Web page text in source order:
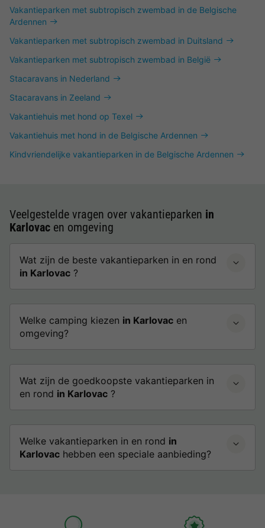
Vakantieparken met subtropisch zwembad in de Belgische
Ardennen
Vakantieparken met subtropisch zwembad in Duitsland
Vakantieparken met subtropisch zwembad in België
Stacaravans in Nederland
Stacaravans in Zeeland
Vakantiehuis met hond op Texel
Vakantiehuis met hond in de Belgische Ardennen
Kindvriendelijke vakantieparken in de Belgische Ardennen
Veelgestelde vragen over vakantieparken in
Karlovac en omgeving
Wat zijn de beste vakantieparken in en rond
in Karlovac ?
Welke camping kiezen in Karlovac en
omgeving?
Wat zijn de goedkoopste vakantieparken in
en rond in Karlovac ?
Welke vakantieparken in en rond in
Karlovac hebben een speciale aanbieding?